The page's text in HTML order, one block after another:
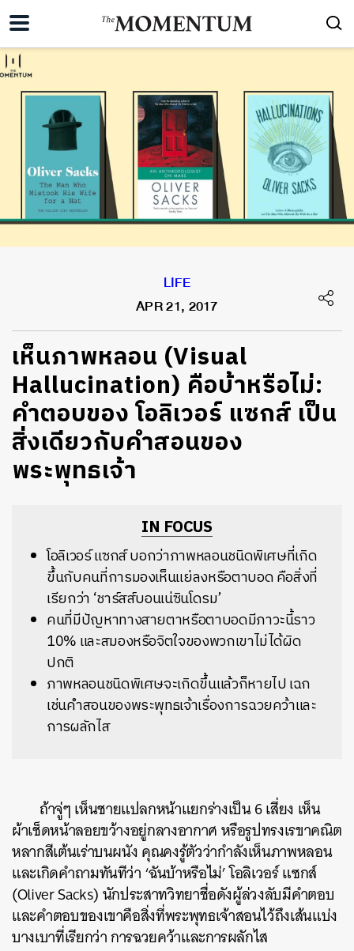
LIFE
APR 21, 2017
เห็นภาพหลอน (Visual
Hallucination) คือบ้าหรือไม่:
คำตอบของ โอลิเวอร์ แซกส์ เป็น
สิ่งเดียวกับคำสอนของ
พระพุทธเจ้า
IN FOCUS
โอลิเวอร์ แซกส์ บอกว่าภาพหลอนชนิดพิเศษที่เกิด
ขึ้นกับคนที่การมองเห็นแย่ลงหรือตาบอด คือสิ่งที่
เรียกว่า ‘ชาร์สส์บอนเน่ซินโดรม’
คนที่มีปัญหาทางสายตาหรือตาบอดมีภาวะนี้ราว
10% และสมองหรือจิตใจของพวกเขาไม่ได้ผิด
ปกติ
ภาพหลอนชนิดพิเศษจะเกิดขึ้นแล้วก็หายไป เฉก
เช่นคำสอนของพระพุทธเจ้าเรื่องการฉวยคว้าและ
การผลักไส
ถ้าจู่ๆ เห็นชายแปลกหน้าแยกร่างเป็น 6 เสี่ยง เห็น
ผ้าเช็ดหน้าลอยขว้างอยู่กลางอากาศ หรือรูปทรงเรขาคณิต
หลากสีเต้นเร่าบนผนัง คุณคงรู้ตัวว่ากำลังเห็นภาพหลอน
และเกิดคำถามทันทีว่า ‘ฉันบ้าหรือไม่’ โอลิเวอร์ แซกส์
(Oliver Sacks) นักประสาทวิทยาชื่อดังผู้ล่วงลับมีคำตอบ
และคำตอบของเขาคือสิ่งที่พระพุทธเจ้าสอนไว้ถึงเส้นแบ่ง
บางเบาที่เรียกว่า การฉวยคว้าและการผลักไส